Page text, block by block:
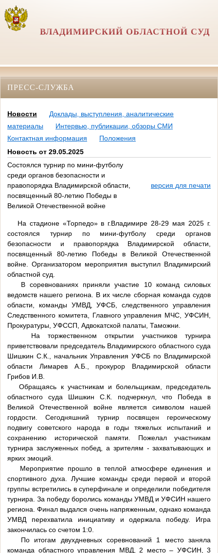
ВЛАДИМИРСКИЙ ОБЛАСТНОЙ СУД
ПРЕСС-СЛУЖБА
Новости
Доклады, выступления, аналитические
материалы
Интервью, публикации, обзоры СМИ
Контактная информация
Положения
Новость от 29.05.2025
Состоялся турнир по мини-футболу
среди органов безопасности и
правопорядка Владимирской области,
посвященный 80-летию Победы в
Великой Отечественной войне
версия для печати
На стадионе «Торпедо» в г.Владимире 28-29 мая 2025 г.
состоялся турнир по мини-футболу среди органов
безопасности и правопорядка Владимирской области,
посвященный 80-летию Победы в Великой Отечественной
войне. Организатором мероприятия выступил Владимирский
областной суд.
В соревнованиях приняли участие 10 команд силовых
ведомств нашего региона. В их числе сборная команда судов
области, команды УМВД, УФСБ, следственного управления
Следственного комитета, Главного управления МЧС, УФСИН,
Прокуратуры, УФССП, Адвокатской палаты, Таможни.
На торжественном открытии участников турнира
приветствовали председатель Владимирского областного суда
Шишкин С.К., начальник Управления УФСБ по Владимирской
области Лимарев А.Б., прокурор Владимирской области
Грибов И.В.
Обращаясь к участникам и болельщикам, председатель
областного суда Шишкин С.К. подчеркнул, что Победа в
Великой Отечественной войне является символом нашей
гордости. Сегодняшний турнир посвящен героическому
подвигу советского народа в годы тяжелых испытаний и
сохранению исторической памяти. Пожелал участникам
турнира заслуженных побед, а зрителям - захватывающих и
ярких эмоций.
Мероприятие прошло в теплой атмосфере единения и
спортивного духа. Лучшие команды среди первой и второй
группы встретились в суперфинале и определили победителя
турнира. За победу боролись команды УМВД и УФСИН нашего
региона. Финал выдался очень напряженным, однако команда
УМВД перехватила инициативу и одержала победу. Игра
закончилась со счетом 1:0.
По итогам двухдневных соревнований 1 место заняла
команда областного управления МВД, 2 место – УФСИН, 3